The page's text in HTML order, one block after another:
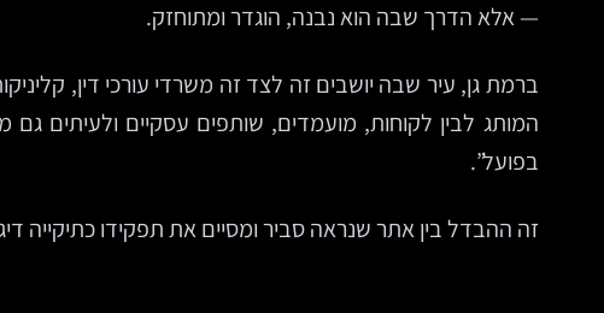
— אלא הדרך שבה הוא נבנה, הוגדר ומתוחזק.
המותג לבין לקוחות, מועמדים, שותפים עסקיים ולעיתים גם
בפועל”.
זה ההבדל בין אתר שנראה סביר ומסיים את תפקידו כתיקייה